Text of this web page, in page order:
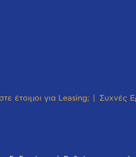
έτοιμοι για Leasing; Συχνές